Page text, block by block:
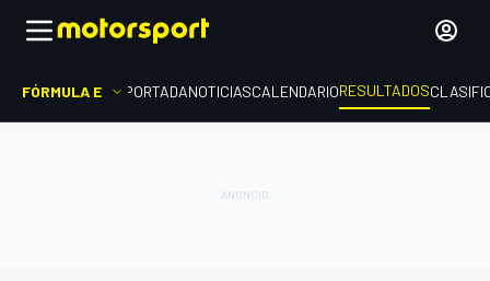
FÓRMULA E PORTADANOTICIASCALENDARIORESULTADOS